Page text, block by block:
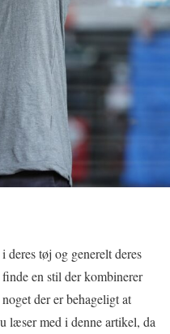
deres tøj og generelt deres
en stil der kombinerer
der er behageligt at
læser med i denne artikel, da